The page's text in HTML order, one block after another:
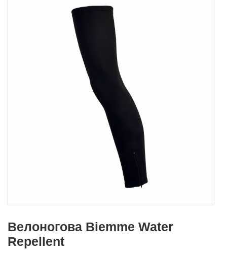
Велоногова Biemme Water
Repellent